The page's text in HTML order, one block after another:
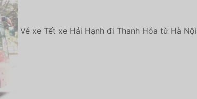
Vé xe Tết xe Hải Hạnh đi Thanh Hóa từ Hà Nội